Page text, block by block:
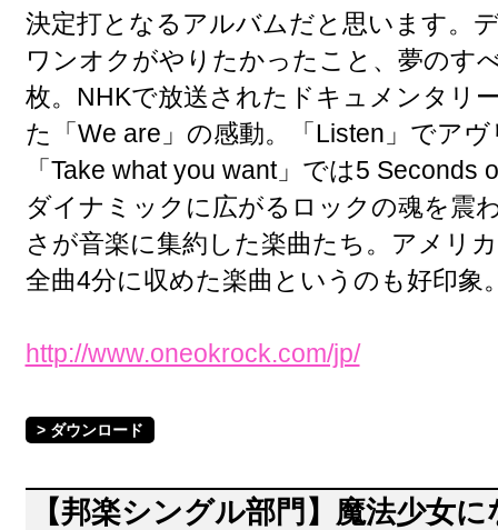
決定打となるアルバムだと思います。
ワンオクがやりたかったこと、夢のす
枚。NHKで放送されたドキュメンタリ
た「We are」の感動。「Listen」でア
「Take what you want」では5 Seconds
ダイナミックに広がるロックの魂を震
さが音楽に集約した楽曲たち。アメリ
全曲4分に収めた楽曲というのも好印象
http://www.oneokrock.com/jp/
> ダウンロード
【邦楽シングル部門】魔法少女